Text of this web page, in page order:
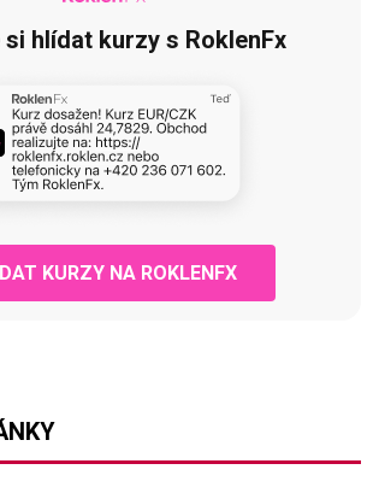
si hlídat kurzy s RoklenFx
KURZY NA ROKLENFX